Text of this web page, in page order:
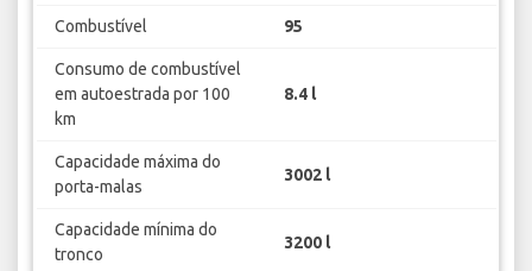
Combustível 95
Consumo de combustível
em autoestrada por 100
km
8.4 l
Capacidade máxima do
porta-malas
3002 l
Capacidade mínima do
tronco
3200 l